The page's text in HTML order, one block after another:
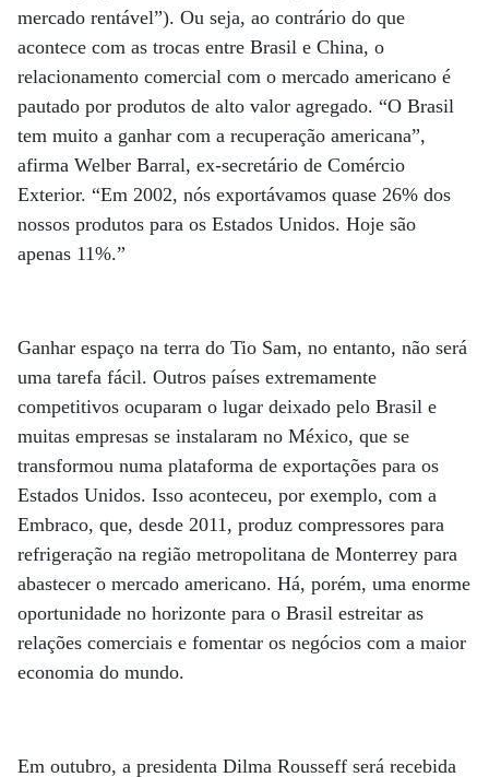
mercado rentável”). Ou seja, ao contrário do que
acontece com as trocas entre Brasil e China, o
relacionamento comercial com o mercado americano é
pautado por produtos de alto valor agregado. “O Brasil
tem muito a ganhar com a recuperação americana”,
afirma Welber Barral, ex-secretário de Comércio
Exterior. “Em 2002, nós exportávamos quase 26% dos
nossos produtos para os Estados Unidos. Hoje são
apenas 11%.”
Ganhar espaço na terra do Tio Sam, no entanto, não será
uma tarefa fácil. Outros países extremamente
competitivos ocuparam o lugar deixado pelo Brasil e
muitas empresas se instalaram no México, que se
transformou numa plataforma de exportações para os
Estados Unidos. Isso aconteceu, por exemplo, com a
Embraco, que, desde 2011, produz compressores para
refrigeração na região metropolitana de Monterrey para
abastecer o mercado americano. Há, porém, uma enorme
oportunidade no horizonte para o Brasil estreitar as
relações comerciais e fomentar os negócios com a maior
economia do mundo.
Em outubro, a presidenta Dilma Rousseff será recebida